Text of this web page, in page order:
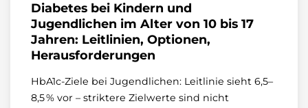
Diabetes bei Kindern und
Jugendlichen im Alter von 10 bis 17
Jahren: Leitlinien, Optionen,
Herausforderungen
HbA1c‑Ziele bei Jugendlichen: Leitlinie sieht 6,5–
8,5 % vor – striktere Zielwerte sind nicht